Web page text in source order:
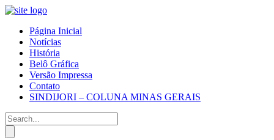
Página Inicial
Notícias
História
Belô Gráfica
Versão Impressa
Contato
SINDIJORI – COLUNA MINAS GERAIS